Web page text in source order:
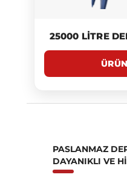
25000 LITRE
PASLANMAZ
DAYANIKLI VE